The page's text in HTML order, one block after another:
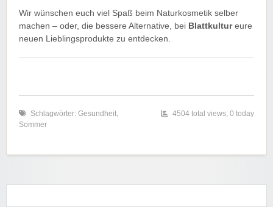
Wir wünschen euch viel Spaß beim Naturkosmetik selber
machen – oder, die bessere Alternative, bei Blattkultureure
neuen Lieblingsprodukte zu entdecken.
Schlagwörter: Gesundheit,
Sommer
4504 total views, 0 today